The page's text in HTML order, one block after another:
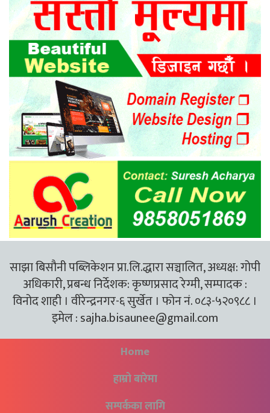
साझा बिसौनी पब्लिकेशन प्रा.लि.द्धारा सञ्चालित, अध्यक्ष: गोपी
अधिकारी, प्रबन्ध निर्देशक: कृष्णप्रसाद रेग्मी, सम्पादक :
विनोद शाही । वीरेन्द्रनगर-६ सुर्खेत । फोन नं. ०८३-५२०९८८ ।
इमेल :sajha.bisaunee@gmail.com
Home
हाम्रो बारेमा
सम्पर्कका लागि